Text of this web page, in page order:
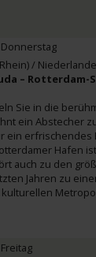
Donnerstag
/ Niederlande
– Rotterdam-
Sie in die
ein Abstecher
ein erfrischendes
Hafen
auch zu den
Jahren zu